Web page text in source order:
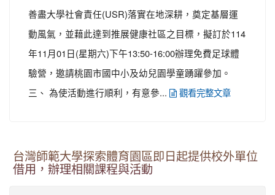
善盡大學社會責任(USR)落實在地深耕，奠定基層運
動風氣，並藉此達到推展健康社區之目標，擬訂於114
年11月01日(星期六)下午13:50-16:00辦理免費足球體
驗營，邀請桃園市國中小及幼兒園學童踴躍參加。
三、 為使活動進行順利，有意參...
觀看完整文章
台灣師範大學探索體育園區即日起提供校外單位
借用，辦理相關課程與活動